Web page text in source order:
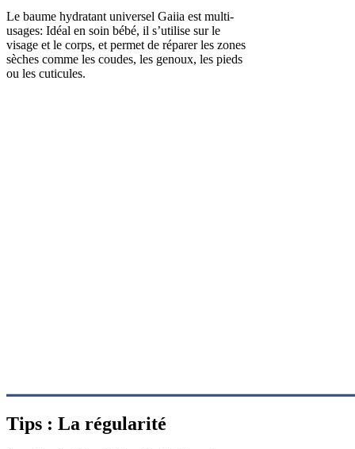
Le baume hydratant universel Gaiia est multi-
usages: Idéal en soin bébé, il s’utilise sur le
visage et le corps, et permet de réparer les zones
sèches comme les coudes, les genoux, les pieds
ou les cuticules.
Tips : La régularité